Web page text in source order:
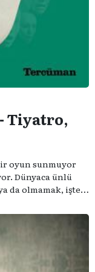
Tiyatro,
oyun sunmuyor
Dünyaca ünlü
da olmamak, işte